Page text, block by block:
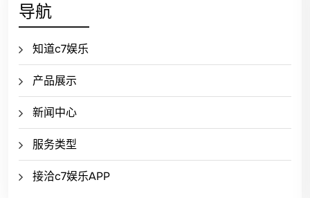
导航
知道c7娱乐
产品展示
新闻中心
服务类型
接洽c7娱乐APP